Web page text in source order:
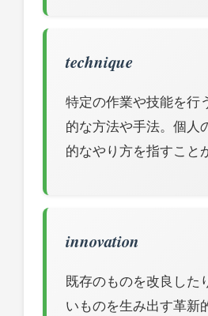
technique
特定の作業や技能を行
的な方法や手法。個人
的なやり方を指すこと
innovation
既存のものを改良した
いものを生み出す革新